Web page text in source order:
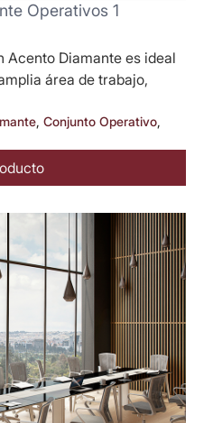
Operativos 1
Acento Diamante es ideal
área de trabajo,
, Conjunto Operativo,